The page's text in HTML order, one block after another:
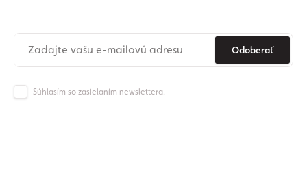
Odoberať
Súhlasím so zasielaním newslettera.